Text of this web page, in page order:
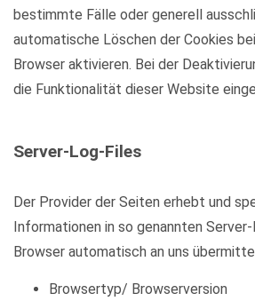
bestimmte Fälle oder generell
automatische Löschen der Cookies
Browser aktivieren. Bei der
die Funktionalität dieser Website
Server-Log-Files
Der Provider der Seiten erhebt und
Informationen in so genannten
Browser automatisch an uns
Browsertyp/ Browserversion